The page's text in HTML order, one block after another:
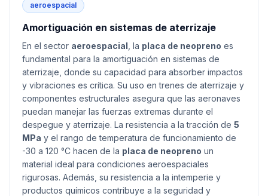
aeroespacial
Amortiguación en sistemas de aterrizaje
En el sector aeroespacial , la placa de neopreno es
fundamental para la amortiguación en sistemas de
aterrizaje, donde su capacidad para absorber impactos
y vibraciones es crítica. Su uso en trenes de aterrizaje y
componentes estructurales asegura que las aeronaves
puedan manejar las fuerzas extremas durante el
despegue y aterrizaje. La resistencia a la tracción de 5
MPa y el rango de temperatura de funcionamiento de
-30 a 120 °C hacen de la placa de neopreno un
material ideal para condiciones aeroespaciales
rigurosas. Además, su resistencia a la intemperie y
productos químicos contribuye a la seguridad y